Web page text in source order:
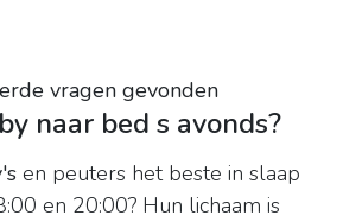
vragen gevonden
naar bed s avonds?
en peuters het beste in slaap
en 20:00? Hun lichaam is